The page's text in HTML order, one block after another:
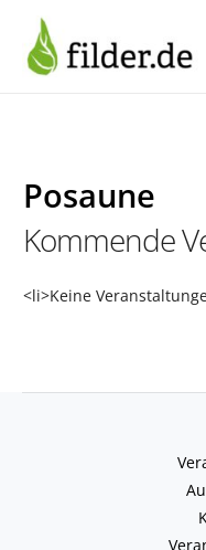
Inhalt
springen
Posaune
Kommende
<li>Keine